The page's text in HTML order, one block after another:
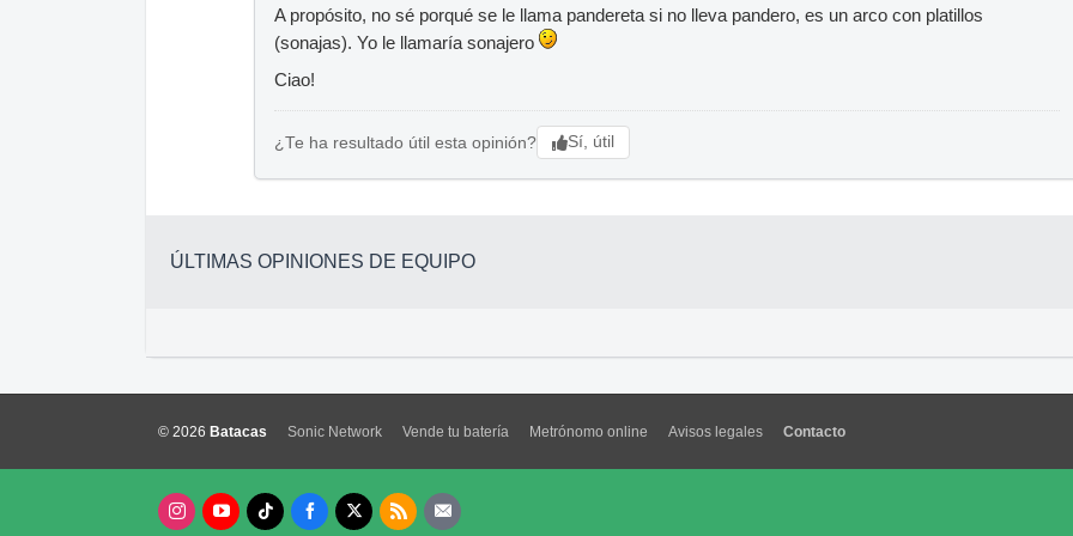
A propósito, no sé porqué se le llama pandereta si no lleva pandero, es un arco con platillos
(sonajas). Yo le llamaría sonajero
Ciao!
¿Te ha resultado útil esta opinión? Sí, útil
ÚLTIMAS OPINIONES DE EQUIPO
© 2026 Batacas Sonic Network Vende tu batería Metrónomo online Avisos legales Contacto